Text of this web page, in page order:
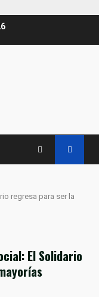
regresa para ser la
El Solidario